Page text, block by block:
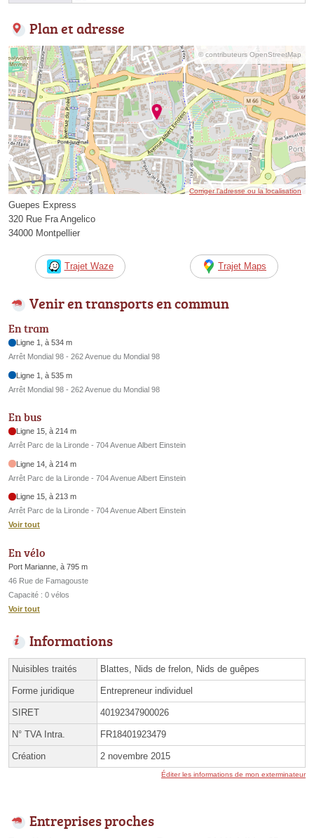
Plan et adresse
© contributeurs OpenStreetMap
Corriger l’adresse ou la localisation
Guepes Express
320 Rue Fra Angelico
34000 Montpellier
Trajet Waze Trajet Maps
Venir en transports en commun
En tram
Ligne 1, à 534 m
Arrêt Mondial 98 - 262 Avenue du Mondial 98
Ligne 1, à 535 m
Arrêt Mondial 98 - 262 Avenue du Mondial 98
En bus
Ligne 15, à 214 m
Arrêt Parc de la Lironde - 704 Avenue Albert Einstein
Ligne 14, à 214 m
Arrêt Parc de la Lironde - 704 Avenue Albert Einstein
Ligne 15, à 213 m
Arrêt Parc de la Lironde - 704 Avenue Albert Einstein
Voir tout
En vélo
Port Marianne, à 795 m
46 Rue de Famagouste
Capacité : 0 vélos
Voir tout
Informations
Nuisibles traités Blattes, Nids de frelon, Nids de guêpes
Forme juridique Entrepreneur individuel
SIRET 40192347900026
N° TVA Intra. FR18401923479
Création 2 novembre 2015
Éditer les informations de mon exterminateur
Entreprises proches